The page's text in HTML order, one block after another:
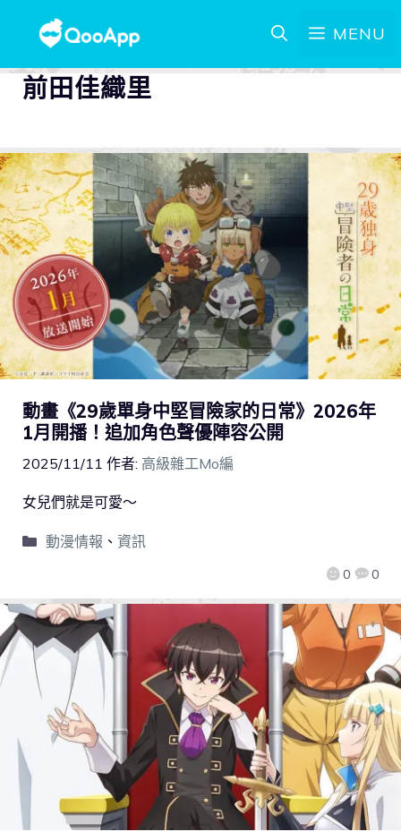
MENU
前田佳織里
動畫《29歲單身中堅冒險家的日常》2026年
1月開播！追加角色聲優陣容公開
2025/11/11 作者: 高級雜工Mo編
0 0
女兒們就是可愛～
動漫情報 、 資訊